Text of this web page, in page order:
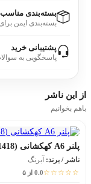
بسته‌بندی مناسب
بسته‌بندی ایمن
پشتیبانی خرید
پاسخگویی به
از این ناشر
باهم بخوانیم
پلنر A6 کهکشانی (101418)
ناشر / برند: آبرنگ
☆☆☆☆☆0.0 از ۵